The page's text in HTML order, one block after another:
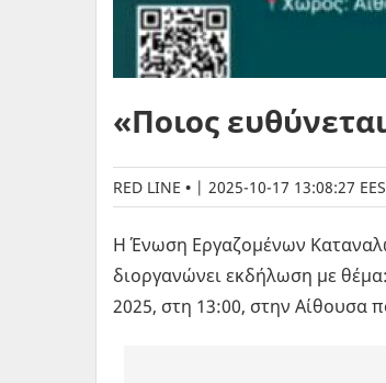
«Ποιος
RED LINE | 2025-10-17 13:08:27
Η Ένωση Εργαζομένων
διοργανώνει εκδήλωση με
2025, στη 13:00, στην Αίθουσα